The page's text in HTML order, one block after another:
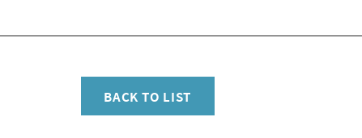
BACK TO LIST